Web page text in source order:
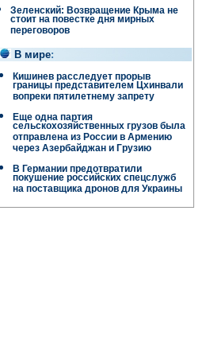
Зеленский: Возвращение Крыма не
стоит на повестке дня мирных
переговоров
В мире:
Кишинев расследует прорыв
границы представителем Цхинвали
вопреки пятилетнему запрету
Еще одна партия
сельскохозяйственных грузов была
отправлена ​​из России в Армению
через Азербайджан и Грузию
В Германии предотвратили
покушение российских спецслужб
на поставщика дронов для Украины